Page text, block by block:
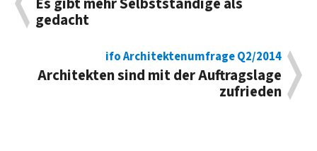
gedacht
ifo Architektenumfrage Q2/2014
Architekten sind mit der Auftragslage
zufrieden